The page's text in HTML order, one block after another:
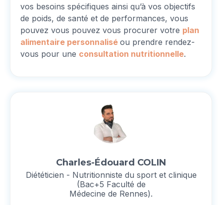
vos besoins spécifiques ainsi qu’à vos objectifs
de poids, de santé et de performances, vous
pouvez vous pouvez vous procurer votre plan
alimentaire personnalisé ou prendre rendez-
vous pour une consultation nutritionnelle.
Charles-Édouard COLIN
Diététicien - Nutritionniste du sport et clinique
(Bac+5 Faculté de
Médecine de Rennes).